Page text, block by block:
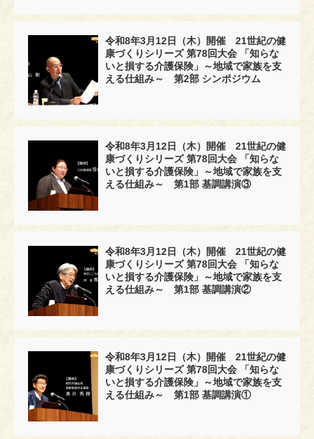
令和8年3月12日（木）開催 21世紀の健
康づくりシリーズ 第78回大会 「知らな
いと損する介護保険」～地域で家族を支
える仕組み～ 第2部 シンポジウム
令和8年3月12日（木）開催 21世紀の健
康づくりシリーズ 第78回大会 「知らな
いと損する介護保険」～地域で家族を支
える仕組み～ 第1部 基調講演③
令和8年3月12日（木）開催 21世紀の健
康づくりシリーズ 第78回大会 「知らな
いと損する介護保険」～地域で家族を支
える仕組み～ 第1部 基調講演②
令和8年3月12日（木）開催 21世紀の健
康づくりシリーズ 第78回大会 「知らな
いと損する介護保険」～地域で家族を支
える仕組み～ 第1部 基調講演①